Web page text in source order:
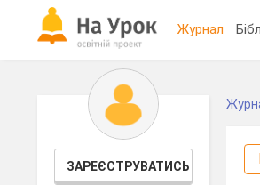
Журнал
ЗАРЕЄСТРУВАТИСЬ